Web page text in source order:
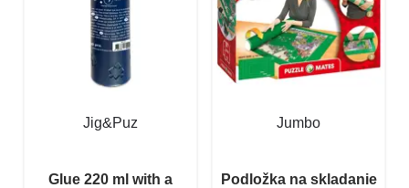
Jig&Puz
Glue 220 ml with a
Jumbo
Podložka na skladanie